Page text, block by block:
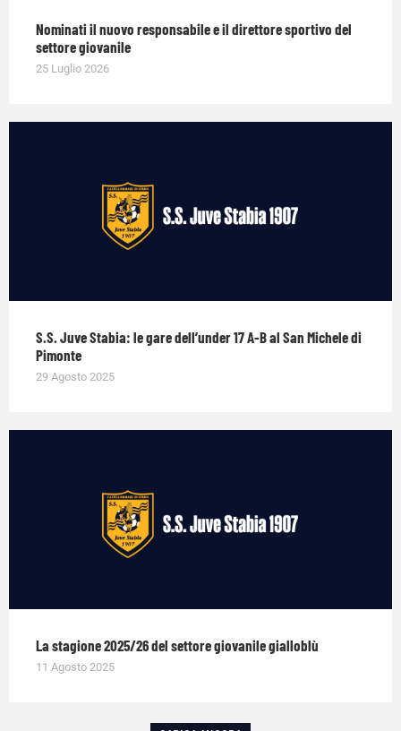
Nominati il nuovo responsabile e il direttore sportivo del
settore giovanile
25 Luglio 2026
S.S. Juve Stabia: le gare dell’under 17 A-B al San Michele di
Pimonte
29 Agosto 2025
La stagione 2025/26 del settore giovanile gialloblù
11 Agosto 2025